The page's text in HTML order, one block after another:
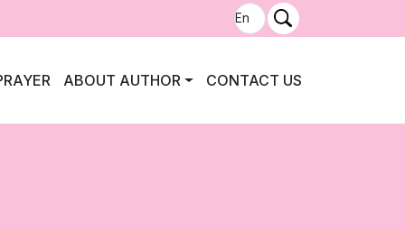
ABOUT AUTHOR CONTACT US